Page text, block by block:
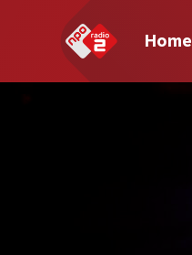
Home